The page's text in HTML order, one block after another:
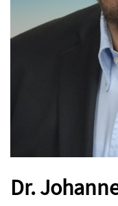
Dr.